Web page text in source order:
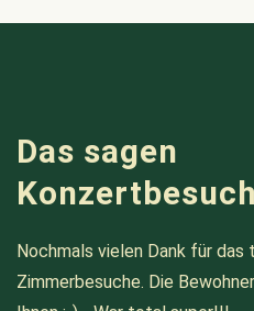
Das sagen
Nochmals vielen Dank für
Zimmerbesuche. Die